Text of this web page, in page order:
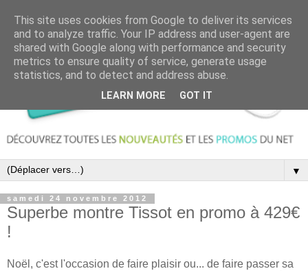
▼
samedi 24 novembre 2012
Superbe montre Tissot en promo à 429€
!
Noël, c'est l'occasion de faire plaisir ou... de faire passer sa
This site uses cookies from Google to deliver its services
and to analyze traffic. Your IP address and user-agent are
shared with Google along with performance and security
metrics to ensure quality of service, generate usage
statistics, and to detect and address abuse.
LEARN MORE GOT IT